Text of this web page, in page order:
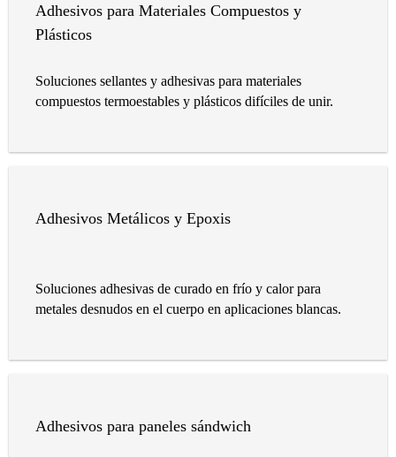
Adhesivos para Materiales Compuestos y
Plásticos
Soluciones sellantes y adhesivas para materiales
compuestos termoestables y plásticos difíciles de unir.
Adhesivos Metálicos y Epoxis
Soluciones adhesivas de curado en frío y calor para
metales desnudos en el cuerpo en aplicaciones blancas.
Adhesivos para paneles sándwich